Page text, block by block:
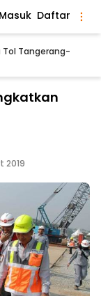
Masuk Daftar
Tol Tangerang-
2019